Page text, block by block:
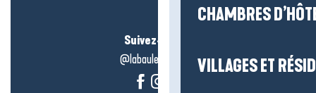
CHAMBRES
VILLAGES ET
Suivez-nous !
@labauleguérande